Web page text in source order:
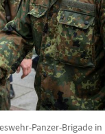
Panzer-Brigade in